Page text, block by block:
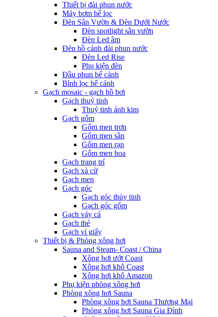
Thiết bị đài phun nước
Máy bơm bể lọc
Đèn Sân Vườn & Đèn Dưới Nước
Đèn spotlight sân vườn
Đèn Led âm
Đèn hồ cảnh đài phun nước
Đèn Led Rise
Phụ kiện đèn
Đầu phun bể cảnh
Bình lọc bể cảnh
Gạch mosaic - gạch hồ bơi
Gạch thuỷ tinh
Thuỷ tinh ánh kim
Gạch gốm
Gốm men trơn
Gốm men sần
Gốm men rạn
Gốm men hoa
Gạch trang trí
Gạch xà cừ
Gạch men
Gạch góc
Gạch góc thủy tinh
Gạch góc gốm
Gạch vảy cá
Gạch thẻ
Gạch vỉ giấy
Thiết bị & Phòng xông hơi
Sauna and Steam- Coast / China
Xông hơi ướt Coast
Xông hơi khô Coast
Xông hơi khô Amazon
Phụ kiện phòng xông hơi
Phòng xông hơi Sauna
Phòng xông hơi Sauna Thương Mại
Phòng xông hơi Sauna Gia Đình